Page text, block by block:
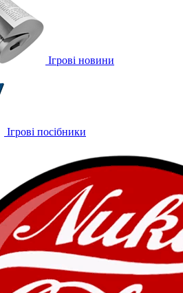
Ігрові новини
Ігрові посібники